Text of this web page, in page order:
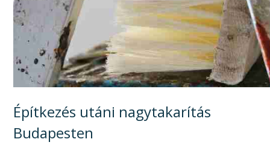
Építkezés utáni nagytakarítás
Budapesten